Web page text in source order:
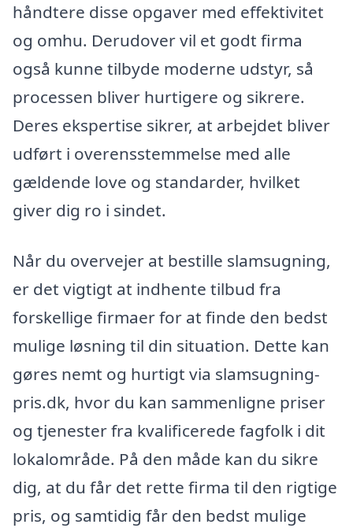
håndtere disse opgaver med effektivitet
og omhu. Derudover vil et godt firma
også kunne tilbyde moderne udstyr, så
processen bliver hurtigere og sikrere.
Deres ekspertise sikrer, at arbejdet bliver
udført i overensstemmelse med alle
gældende love og standarder, hvilket
giver dig ro i sindet.
Når du overvejer at bestille slamsugning,
er det vigtigt at indhente tilbud fra
forskellige firmaer for at finde den bedst
mulige løsning til din situation. Dette kan
gøres nemt og hurtigt via slamsugning-
pris.dk, hvor du kan sammenligne priser
og tjenester fra kvalificerede fagfolk i dit
lokalområde. På den måde kan du sikre
dig, at du får det rette firma til den rigtige
pris, og samtidig får den bedst mulige